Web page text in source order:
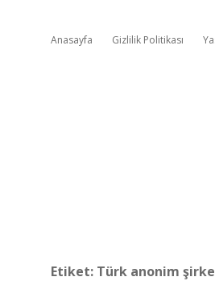
Anasayfa Gizlilik Politikası
Etiket: Türk anonim